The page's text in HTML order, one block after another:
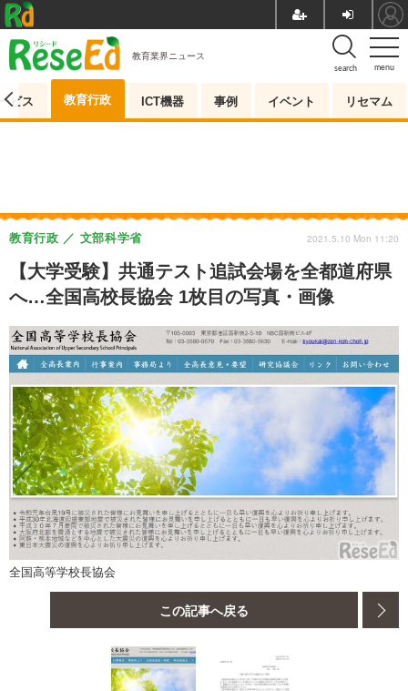
menu
search
教育業界ニュース
ビス 教育行政 ICT機器 事例 イベント リセマム
【大学受験】共通テスト追試会場を全都道府県
へ…全国高校長協会 1枚目の写真・画像
教育行政 文部科学省 2021.5.10 Mon 11:20
全国高等学校長協会
この記事へ戻る